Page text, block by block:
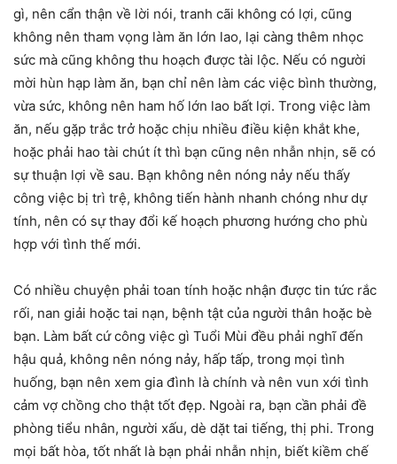
gì, nên cẩn thận về lời nói, tranh cãi không có lợi, cũng
không nên tham vọng làm ăn lớn lao, lại càng thêm nhọc
sức mà cũng không thu hoạch được tài lộc. Nếu có người
mời hùn hạp làm ăn, bạn chỉ nên làm các việc bình thường,
vừa sức, không nên ham hố lớn lao bất lợi. Trong việc làm
ăn, nếu gặp trắc trở hoặc chịu nhiều điều kiện khắt khe,
hoặc phải hao tài chút ít thì bạn cũng nên nhẫn nhịn, sẽ có
sự thuận lợi về sau. Bạn không nên nóng nảy nếu thấy
công việc bị trì trệ, không tiến hành nhanh chóng như dự
tính, nên có sự thay đổi kế hoạch phương hướng cho phù
hợp với tình thế mới.
Có nhiều chuyện phải toan tính hoặc nhận được tin tức rắc
rối, nan giải hoặc tai nạn, bệnh tật của người thân hoặc bè
bạn. Làm bất cứ công việc gì Tuổi Mùi đều phải nghĩ đến
hậu quả, không nên nóng nảy, hấp tấp, trong mọi tình
huống, bạn nên xem gia đình là chính và nên vun xới tình
cảm vợ chồng cho thật tốt đẹp. Ngoài ra, bạn cần phải đề
phòng tiểu nhân, người xấu, dè dặt tai tiếng, thị phi. Trong
mọi bất hòa, tốt nhất là bạn phải nhẫn nhịn, biết kiềm chế